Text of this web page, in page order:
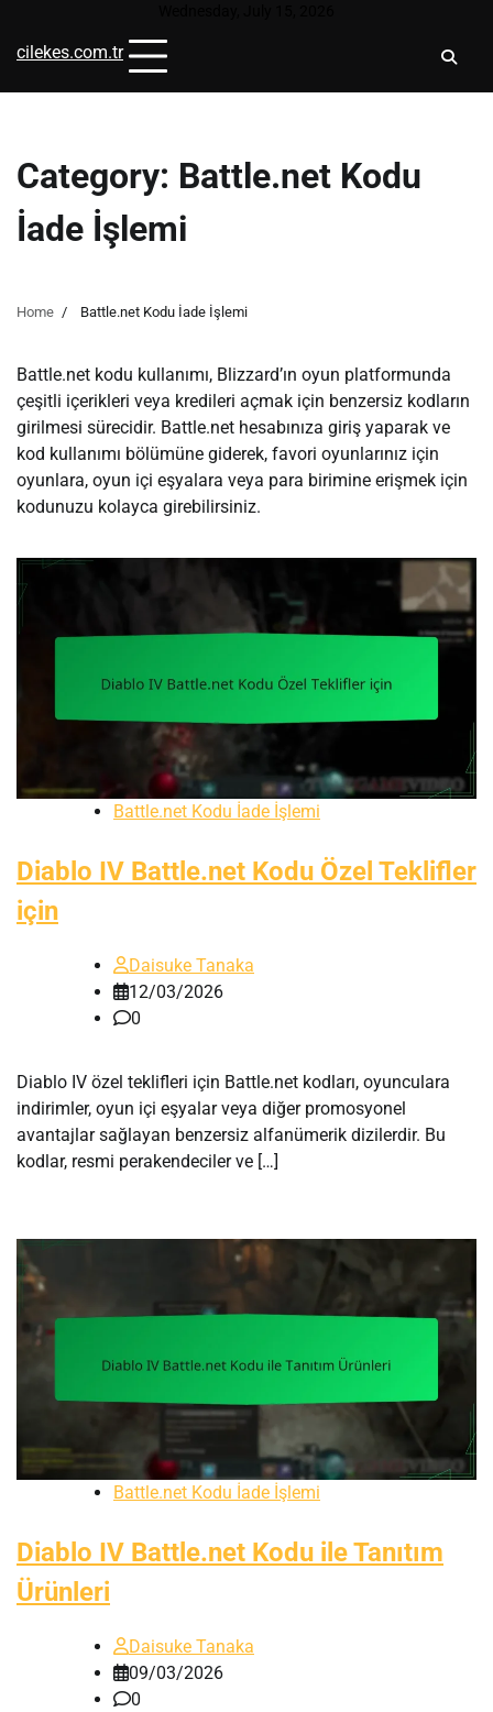
content
cilekes.com.tr
Category: Battle.net Kodu
İade İşlemi
Home Battle.net Kodu İade İşlemi
Battle.net kodu kullanımı, Blizzard’ın oyun platformunda
çeşitli içerikleri veya kredileri açmak için benzersiz kodların
girilmesi sürecidir. Battle.net hesabınıza giriş yaparak ve
kod kullanımı bölümüne giderek, favori oyunlarınız için
oyunlara, oyun içi eşyalara veya para birimine erişmek için
kodunuzu kolayca girebilirsiniz.
Battle.net Kodu İade İşlemi
Diablo IV Battle.net Kodu Özel Teklifler
için
Daisuke Tanaka
12/03/2026
0
Diablo IV özel teklifleri için Battle.net kodları, oyunculara
indirimler, oyun içi eşyalar veya diğer promosyonel
avantajlar sağlayan benzersiz alfanümerik dizilerdir. Bu
kodlar, resmi perakendeciler ve […]
Battle.net Kodu İade İşlemi
Diablo IV Battle.net Kodu ile Tanıtım
Ürünleri
Daisuke Tanaka
09/03/2026
0